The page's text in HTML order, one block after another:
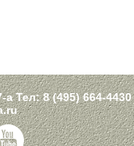
а Тел:8 (495) 664-4430